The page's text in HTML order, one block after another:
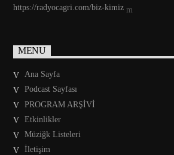
https://radyocagri.com/biz-kimiz
MENU
Ana Sayfa
Podcast Sayfası
PROGRAM ARŞİVİ
Etkinlikler
Müziğk Listeleri
İletişim